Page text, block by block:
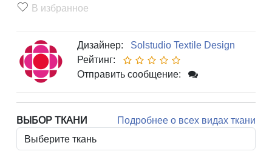
В избранное
Дизайнер:
Solstudio Textile Design
Рейтинг:
Отправить сообщение:
ВЫБОР ТКАНИ Подробнее о всех видах ткани